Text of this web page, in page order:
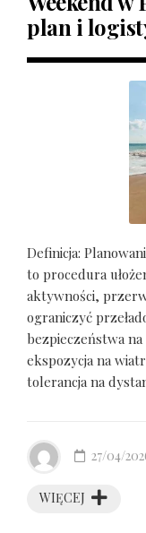
plan i
Definicja:
to procedura
aktywności,
ograniczyć
bezpieczeństwa
ekspozycja na
tolerancja na
WIĘCEJ
27/04/